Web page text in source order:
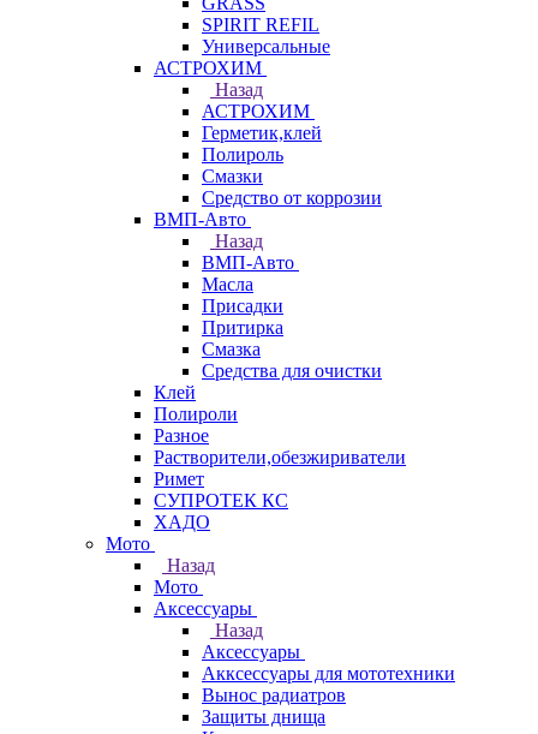
SPIRIT REFIL
Универсальные
АСТРОХИМ
Назад
АСТРОХИМ
Герметик,клей
Полироль
Смазки
Средство от коррозии
ВМП-Авто
Назад
ВМП-Авто
Масла
Присадки
Притирка
Смазка
Средства для очистки
Клей
Полироли
Разное
Растворители,обезжириватели
Римет
СУПРОТЕК КС
ХАДО
Мото
Назад
Мото
Аксессуары
Назад
Аксессуары
Акксессуары для мототехники
Вынос радиатров
Защиты днища